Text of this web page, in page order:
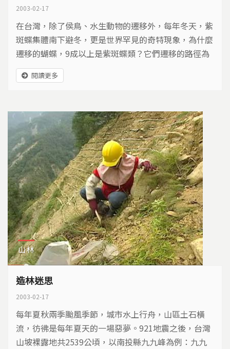
2003-02-17
在台灣，除了侯鳥、水生動物的遷移外，每年冬天，紫
斑蝶集體南下避冬，更是世界罕見的奇特現象，為什麼
遷移的蝴蝶，9成以上是紫斑蝶類？它們遷移的路徑為
何？高雄縣茂林鄉的魯凱族人正在試圖解開這個謎
團…..大規模的動物遷移行為，一直是自然界神奇的奧
閱讀更多
山林
造林迷思
2003-02-17
每年夏秋兩季颱風季節，城市水上行舟，山區土石橫
流，彷彿是每年夏天的一場惡夢。921地震之後，台灣
山坡裸露地共2539公頃，以南投縣九九峰為例：九九